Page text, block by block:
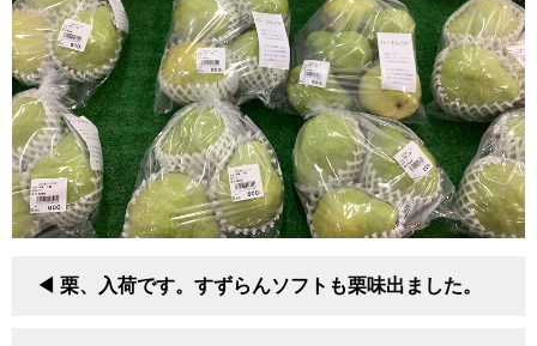
栗、入荷です。すずらんソフトも栗味出ました。